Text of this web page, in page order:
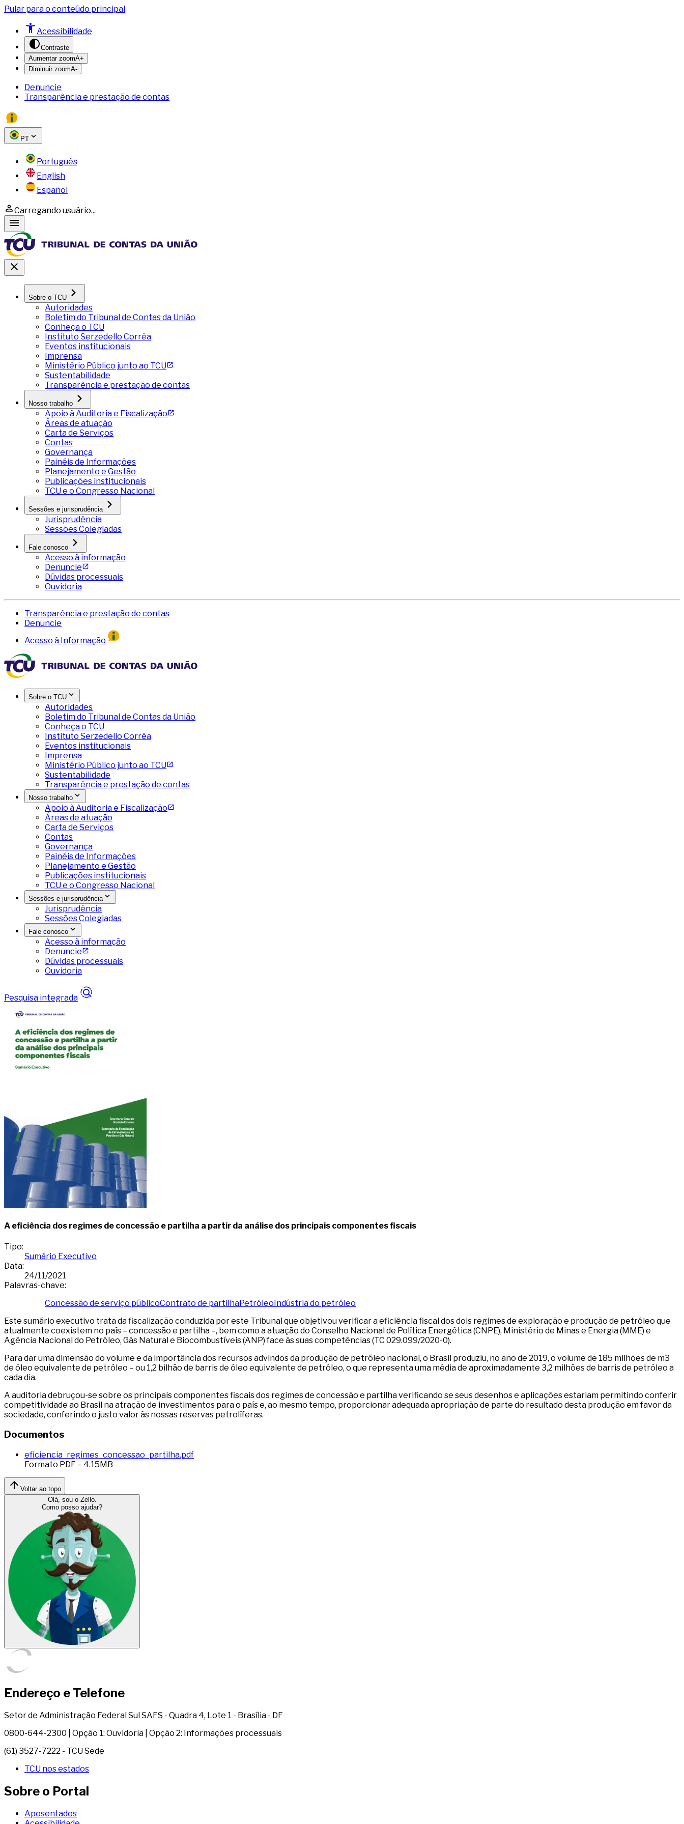
Pular para o conteúdo principal
Acessibilidade
Contraste
Aumentar zoomA+
Diminuir zoomA-
Denuncie
Transparência e prestação de contas
PT
Português
English
Español
Carregando usuário...
Sobre o TCU
Autoridades
Boletim do Tribunal de Contas da União
Conheça o TCU
Instituto Serzedello Corrêa
Eventos institucionais
Imprensa
Ministério Público junto ao TCU
Sustentabilidade
Transparência e prestação de contas
Nosso trabalho
Apoio à Auditoria e Fiscalização
Áreas de atuação
Carta de Serviços
Contas
Governança
Painéis de Informações
Planejamento e Gestão
Publicações institucionais
TCU e o Congresso Nacional
Sessões e jurisprudência
Jurisprudência
Sessões Colegiadas
Fale conosco
Acesso à informação
Denuncie
Dúvidas processuais
Ouvidoria
Transparência e prestação de contas
Denuncie
Acesso à Informação
Sobre o TCU
Autoridades
Boletim do Tribunal de Contas da União
Conheça o TCU
Instituto Serzedello Corrêa
Eventos institucionais
Imprensa
Ministério Público junto ao TCU
Sustentabilidade
Transparência e prestação de contas
Nosso trabalho
Apoio à Auditoria e Fiscalização
Áreas de atuação
Carta de Serviços
Contas
Governança
Painéis de Informações
Planejamento e Gestão
Publicações institucionais
TCU e o Congresso Nacional
Sessões e jurisprudência
Jurisprudência
Sessões Colegiadas
Fale conosco
Acesso à informação
Denuncie
Dúvidas processuais
Ouvidoria
Pesquisa integrada
A eficiência dos regimes de concessão e partilha a partir da análise dos principais componentes fiscais
Tipo:
Sumário Executivo
Data:
24/11/2021
Palavras-chave:
Concessão de serviço públicoContrato de partilhaPetróleoIndústria do petróleo
Este sumário executivo trata da fiscalização conduzida por este Tribunal que objetivou verificar a eficiência fiscal dos dois regimes de exploração e produção de petróleo que
atualmente coexistem no país – concessão e partilha –, bem como a atuação do Conselho Nacional de Política Energética (CNPE), Ministério de Minas e Energia (MME) e
Agência Nacional do Petróleo, Gás Natural e Biocombustíveis (ANP) face às suas competências (TC 029.099/2020-0).
Para dar uma dimensão do volume e da importância dos recursos advindos da produção de petróleo nacional, o Brasil produziu, no ano de 2019, o volume de 185 milhões de m3
de óleo equivalente de petróleo – ou 1,2 bilhão de barris de óleo equivalente de petróleo, o que representa uma média de aproximadamente 3,2 milhões de barris de petróleo a
cada dia.
A auditoria debruçou-se sobre os principais componentes fiscais dos regimes de concessão e partilha verificando se seus desenhos e aplicações estariam permitindo conferir
competitividade ao Brasil na atração de investimentos para o país e, ao mesmo tempo, proporcionar adequada apropriação de parte do resultado desta produção em favor da
sociedade, conferindo o justo valor às nossas reservas petrolíferas.
Documentos
eficiencia_regimes_concessao_partilha.pdf
Formato PDF – 4.15MB
Voltar ao topo
Olá, sou o Zello.
Como posso ajudar?
Endereço e Telefone
Setor de Administração Federal Sul SAFS - Quadra 4, Lote 1 - Brasília - DF
0800-644-2300 | Opção 1: Ouvidoria | Opção 2: Informações processuais
(61) 3527-7222 - TCU Sede
TCU nos estados
Sobre o Portal
Aposentados